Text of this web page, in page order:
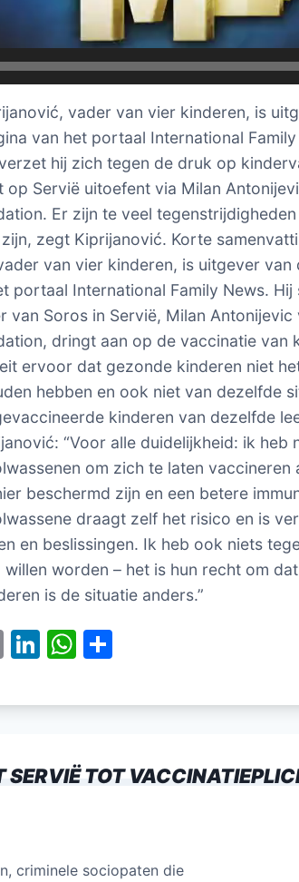
vader van vier kinderen, is
van het portaal International
hij zich tegen de druk op
op Servië uitoefent via Milan
Er zijn te veel
zegt Kiprijanović. Korte
van vier kinderen, is uitgever van
portaal International Family News. Hij
van Soros in Servië, Milan Antonijevic
dringt aan op de vaccinatie van
ervoor dat gezonde kinderen niet
hebben en ook niet van dezelfde
kinderen van dezelfde
“Voor alle duidelijkheid: ik heb
om zich te laten vaccineren
beschermd zijn en een betere
draagt zelf het risico en is
en beslissingen. Ik heb ook niets
worden – het is hun recht om
is de situatie anders.”
E
ai
Li
k
dI
n
W
at
A
p
e
SERVIË TOT
criminele sociopaten die